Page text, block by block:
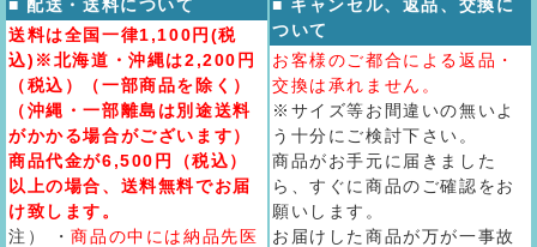
■ 配送・送料について
送料は全国一律1,100円(税
込)※北海道・沖縄は2,200円
（税込）（一部商品を除く）
（沖縄・一部離島は別途送料
がかかる場合がございます）
商品代金が6,500円（税込）
以上の場合、送料無料でお届
け致します。
注） ・商品の中には納品先医
■ キャンセル、返品、交換に
ついて
お客様のご都合による返品・
交換は承れません。
※サイズ等お間違いの無いよ
う十分にご検討下さい。
商品がお手元に届きました
ら、すぐに商品のご確認をお
願いします。
お届けした商品が万が一事故